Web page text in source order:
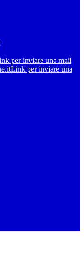
per inviare una mail
Link per inviare una